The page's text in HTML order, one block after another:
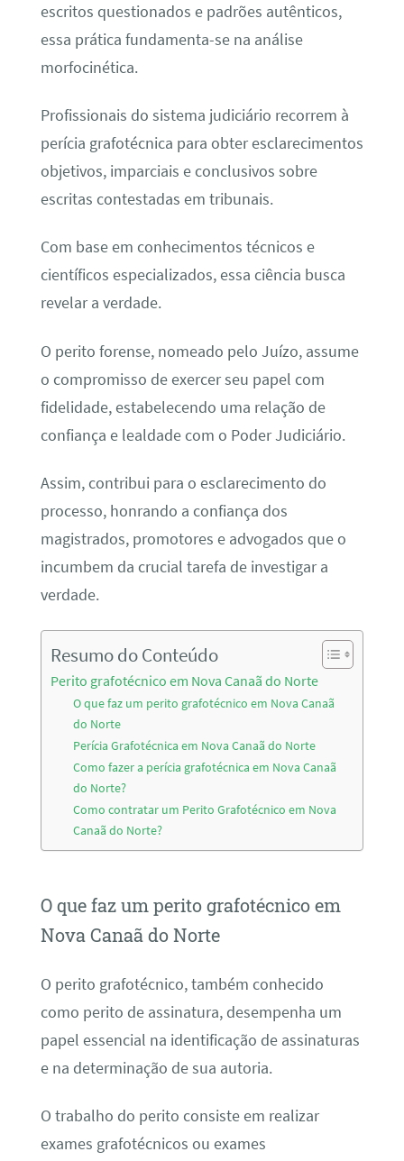
escritos questionados e padrões autênticos,
essa prática fundamenta-se na análise
morfocinética.
Profissionais do sistema judiciário recorrem à
perícia grafotécnica para obter esclarecimentos
objetivos, imparciais e conclusivos sobre
escritas contestadas em tribunais.
Com base em conhecimentos técnicos e
científicos especializados, essa ciência busca
revelar a verdade.
O perito forense, nomeado pelo Juízo, assume
o compromisso de exercer seu papel com
fidelidade, estabelecendo uma relação de
confiança e lealdade com o Poder Judiciário.
Assim, contribui para o esclarecimento do
processo, honrando a confiança dos
magistrados, promotores e advogados que o
incumbem da crucial tarefa de investigar a
verdade.
Resumo do Conteúdo
Perito grafotécnico em Nova Canaã do Norte
O que faz um perito grafotécnico em Nova Canaã
do Norte
Perícia Grafotécnica em Nova Canaã do Norte
Como fazer a perícia grafotécnica em Nova Canaã
do Norte?
Como contratar um Perito Grafotécnico em Nova
Canaã do Norte?
O que faz um perito grafotécnico em
Nova Canaã do Norte
O perito grafotécnico, também conhecido
como perito de assinatura, desempenha um
papel essencial na identificação de assinaturas
e na determinação de sua autoria.
O trabalho do perito consiste em realizar
exames grafotécnicos ou exames